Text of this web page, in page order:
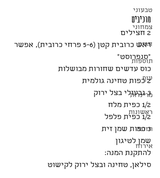
טבעוני
צמחוני
חגים
תוספות
עוף
מרינדות
ראשונות
תזונה
אירוח
מרכיבים
2 חצילים
ראש כרובית קטן (5-6 פרחי כרובית), אפשר
"סנפרוסט"
כוס עדשים שחורות מבושלות
2 כפות טחינה גולמית
3 גבעולי בצל ירוק
1/2 כפית מלח
1/2 כפית פלפל
3 כפות שמן זית
שמן לטיגון
להתקנת המנה:
סילאן, טחינה ובצל ירוק לקישוט